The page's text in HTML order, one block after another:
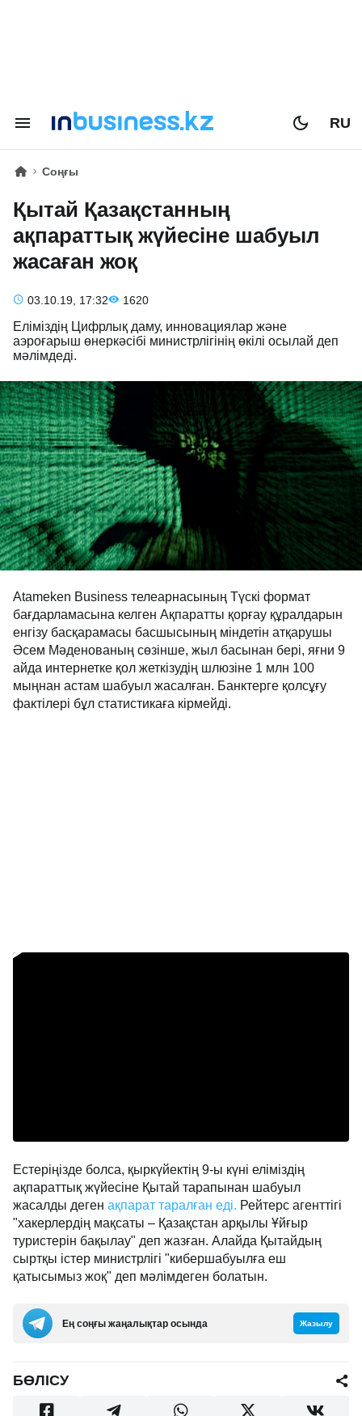
RU
Соңғы
Қытай Қазақстанның
ақпараттық жүйесіне шабуыл
жасаған жоқ
03.10.19, 17:32 1620
Еліміздің Цифрлық даму, инновациялар және
аэроғарыш өнеркәсібі министрлігінің өкілі осылай деп
мәлімдеді.
Atameken Business телеарнасының Түскі формат
бағдарламасына келген Ақпаратты қорғау құралдарын
енгізу басқарамасы басшысының міндетін атқарушы
Әсем Мәденованың сөзінше, жыл басынан бері, яғни 9
айда интернетке қол жеткізудің шлюзіне 1 млн 100
мыңнан астам шабуыл жасалған. Банктерге қолсұғу
фактілері бұл статистикаға кірмейді.
Естеріңізде болса, қыркүйектің 9-ы күні еліміздің
ақпараттық жүйесіне Қытай тарапынан шабуыл
жасалды деген ақпарат таралған еді. Рейтерс агенттігі
"хакерлердің мақсаты – Қазақстан арқылы Ұйғыр
туристерін бақылау" деп жазған. Алайда Қытайдың
сыртқы істер министрлігі "кибершабуылға еш
қатысымыз жоқ" деп мәлімдеген болатын.
Ең соңғы жаңалықтар осында Жазылу
БӨЛІСУ